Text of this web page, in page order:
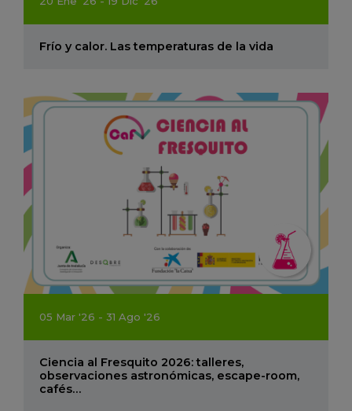
Frío y calor. Las temperaturas de la vida
05 Mar '26 - 31 Ago '26
Ciencia al Fresquito 2026: talleres,
observaciones astronómicas, escape-room,
cafés…